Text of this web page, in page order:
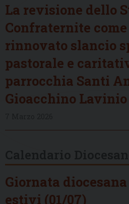
La revisione dello
Confraternite
rinnovato slancio
pastorale e
parrocchia Santi
Gioacchino Lavinio
Giornata
estivi (01/07)